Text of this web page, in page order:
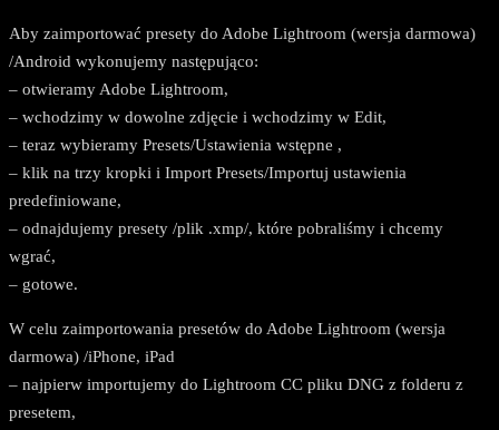
Aby zaimportować presety do Adobe Lightroom (wersja darmowa)
/Android wykonujemy następująco:
– otwieramy Adobe Lightroom,
– wchodzimy w dowolne zdjęcie i wchodzimy w Edit,
– teraz wybieramy Presets/Ustawienia wstępne ,
– klik na trzy kropki i Import Presets/Importuj ustawienia
predefiniowane,
– odnajdujemy presety /plik .xmp/, które pobraliśmy i chcemy
wgrać,
– gotowe.
W celu zaimportowania presetów do Adobe Lightroom (wersja
darmowa) /iPhone, iPad
– najpierw importujemy do Lightroom CC pliku DNG z folderu z
presetem,